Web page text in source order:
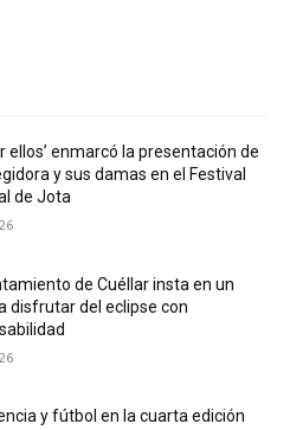
ellos’ enmarcó la presentación de
y sus damas en el Festival
de Jota
de Cuéllar insta en un
disfrutar del eclipse con
y fútbol en la cuarta edición